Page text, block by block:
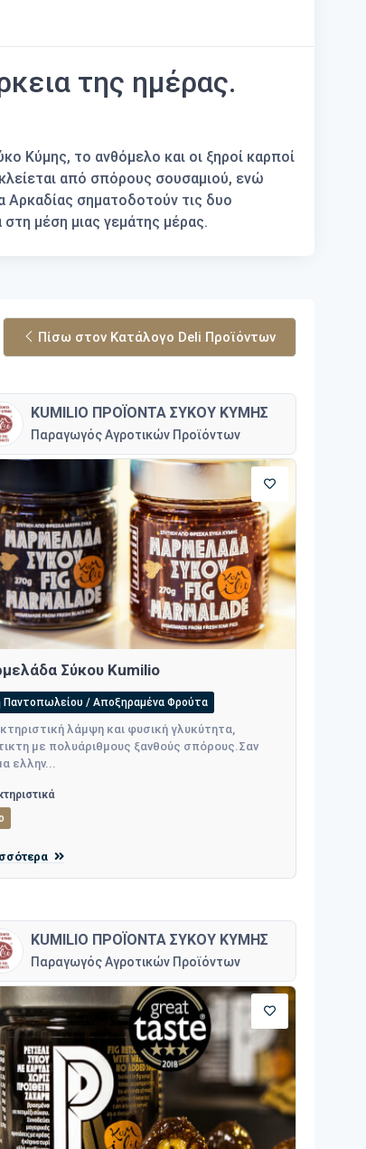
της ημέρας.
Κύμης, το ανθόμελο και οι ξηροί καρποί
από σπόρους σουσαμιού, ενώ
Αρκαδίας σηματοδοτούν τις δυο
στη μέση μιας γεμάτης μέρας.
Πίσω στον Κατάλογο Deli Προϊόντων
KUMILIO ΠΡΟΪΟΝΤΑ ΣΥΚΟΥ ΚΥΜΗΣ
Παραγωγός Αγροτικών Προϊόντων
Σύκου Kumilio
Παντοπωλείου / Αποξηραμένα Φρούτα
λάμψη και φυσική γλυκύτητα,
με πολυάριθμους ξανθούς σπόρους.Σαν
ελλην...
KUMILIO ΠΡΟΪΟΝΤΑ ΣΥΚΟΥ ΚΥΜΗΣ
Παραγωγός Αγροτικών Προϊόντων